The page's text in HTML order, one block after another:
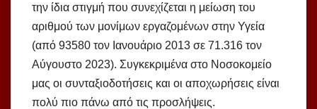
την ίδια στιγμή που συνεχίζεται η μείωση του
αριθμού των μονίμων εργαζομένων στην Υγεία
(από 93580 τον Ιανουάριο 2013 σε 71.316 τον
Αύγουστο 2023). Συγκεκριμένα στο Νοσοκομείο
μας οι συνταξιοδοτήσεις και οι αποχωρήσεις είναι
πολύ πιο πάνω από τις προσλήψεις.